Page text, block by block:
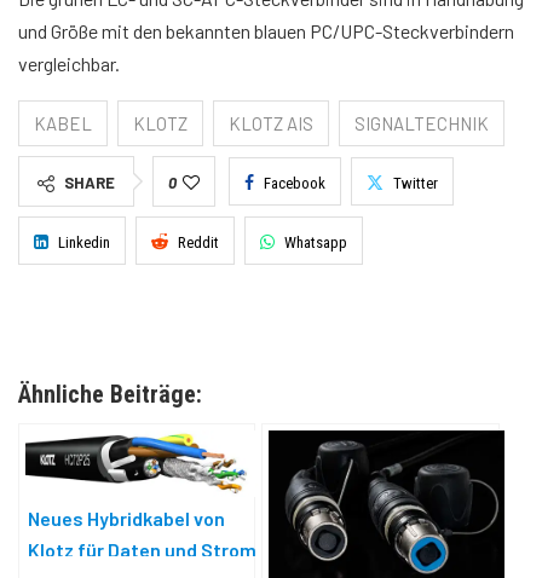
und Größe mit den bekannten blauen PC/UPC-Steckverbindern
vergleichbar.
KABEL KLOTZ KLOTZ AIS SIGNALTECHNIK
SHARE 0 Facebook Twitter
Linkedin Reddit Whatsapp
Ähnliche Beiträge:
Neues Hybridkabel von
Klotz für Daten und Strom